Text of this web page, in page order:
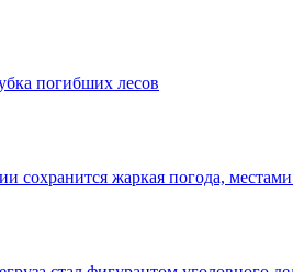
погибших лесов
сохранится жаркая погода,